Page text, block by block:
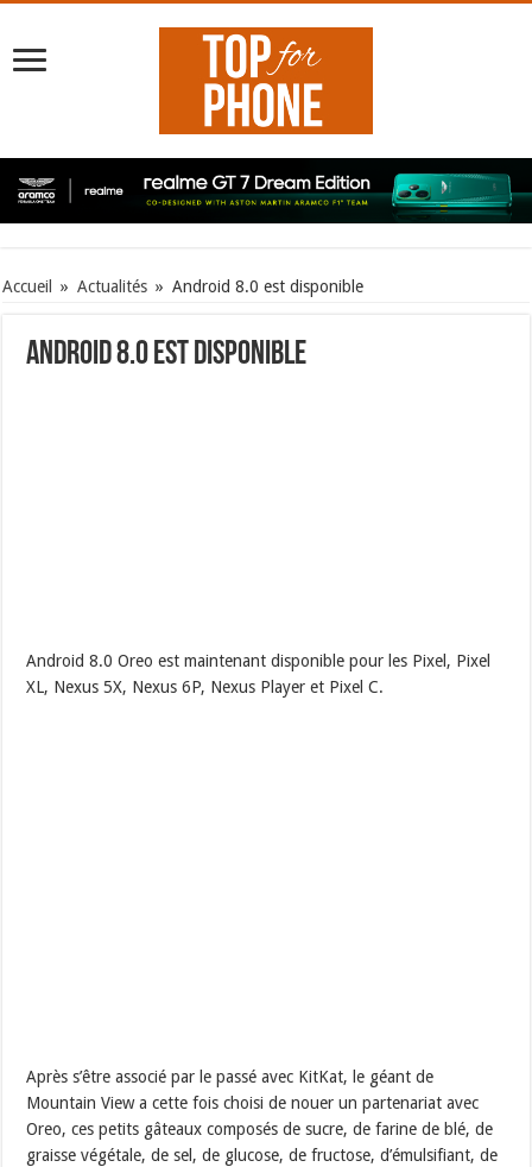
Accueil » Actualités » Android 8.0 est disponible
Android 8.0 est disponible
Android 8.0 Oreo est maintenant disponible pour les Pixel, Pixel
XL, Nexus 5X, Nexus 6P, Nexus Player et Pixel C.
Après s’être associé par le passé avec KitKat, le géant de
Mountain View a cette fois choisi de nouer un partenariat avec
Oreo, ces petits gâteaux composés de sucre, de farine de blé, de
graisse végétale, de sel, de glucose, de fructose, d’émulsifiant, de